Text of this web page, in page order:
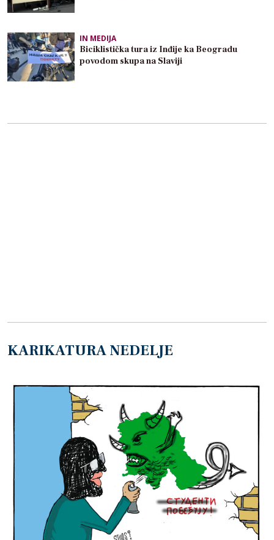
IN MEDIJA
Biciklistička tura iz Inđije ka Beogradu
povodom skupa na Slaviji
KARIKATURA NEDELJE